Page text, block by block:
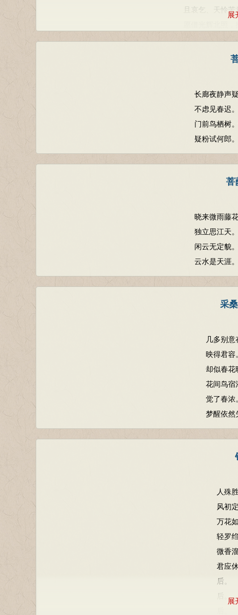
且哀乞、天怜苦
展
长廊夜静声
不虑见春迟
门前鸟栖树
疑粉试何郎
菩
晓来微雨藤
独立思江天
闲云无定貌
云水是天涯
采
几多别意
映得君容。
却似春花
花间鸟宿
觉了春浓。
梦醒依然
人殊胜
风初定
万花
轻罗绉
微香溜
君应
后。
后。展